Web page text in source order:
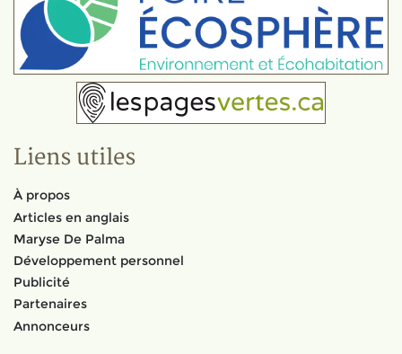
Liens utiles
À propos
Articles en anglais
Maryse De Palma
Développement personnel
Publicité
Partenaires
Annonceurs